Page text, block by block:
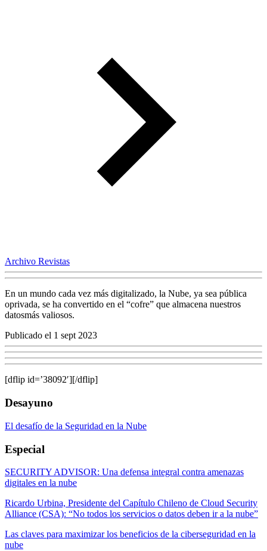
Archivo Revistas
En un mundo cada vez más digitalizado, la Nube, ya sea pública
oprivada, se ha convertido en el “cofre” que almacena nuestros
datosmás valiosos.
Publicado el 1 sept 2023
[dflip id=’38092′][/dflip]
Desayuno
El desafío de la Seguridad en la Nube
Especial
SECURITY ADVISOR: Una defensa integral contra amenazas
digitales en la nube
Ricardo Urbina, Presidente del Capítulo Chileno de Cloud Security
Alliance (CSA): “No todos los servicios o datos deben ir a la nube”
Las claves para maximizar los beneficios de la ciberseguridad en la
nube